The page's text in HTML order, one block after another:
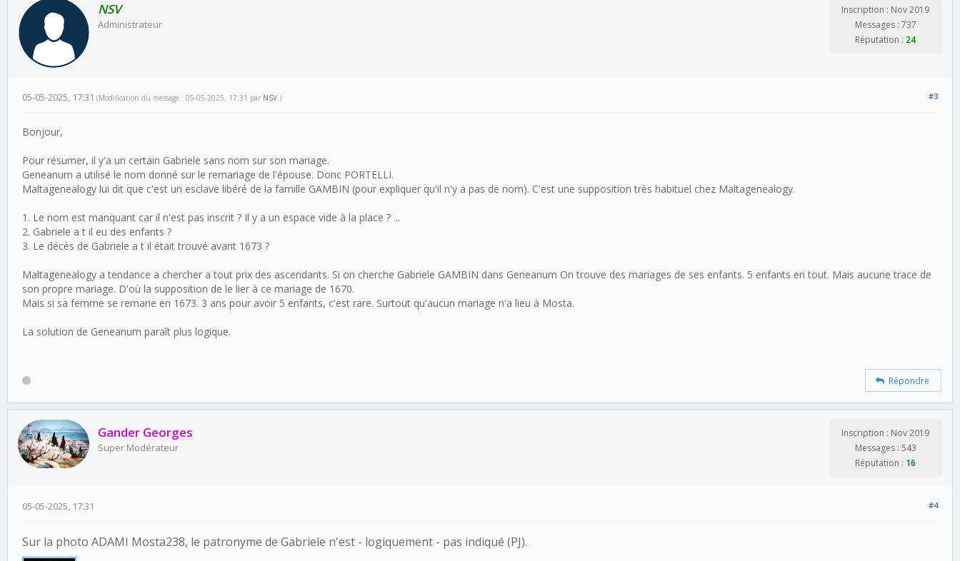
NSV
Administrateur
Inscription : Nov 2019
Messages : 737
Réputation : 24
#3
05-05-2025, 17:31 (Modification du message : 05-05-2025, 17:31 par NSV.)
Bonjour,
Pour résumer, il y'a un certain Gabriele sans nom sur son mariage.
Geneanum a utilisé le nom donné sur le remariage de l'épouse. Donc PORTELLI.
Maltagenealogy lui dit que c'est un esclave libéré de la famille GAMBIN (pour expliquer qu'il n'y a pas de nom). C'est une supposition très habituel chez Maltagenealogy.
1. Le nom est manquant car il n'est pas inscrit ? Il y a un espace vide à la place ? ...
2. Gabriele a t il eu des enfants ?
3. Le décès de Gabriele a t il était trouvé avant 1673 ?
Maltagenealogy a tendance a chercher a tout prix des ascendants. Si on cherche Gabriele GAMBIN dans Geneanum On trouve des mariages de ses enfants. 5 enfants en tout. Mais aucune trace de
son propre mariage. D'où la supposition de le lier à ce mariage de 1670.
Mais si sa femme se remarie en 1673. 3 ans pour avoir 5 enfants, c'est rare. Surtout qu'aucun mariage n'a lieu à Mosta.
La solution de Geneanum paraît plus logique.
Répondre
Gander Georges
Super Modérateur
Inscription : Nov 2019
Messages : 543
Réputation : 16
#4
05-05-2025, 17:31
Sur la photo ADAMI Mosta238, le patronyme de Gabriele n'est - logiquement - pas indiqué (PJ).